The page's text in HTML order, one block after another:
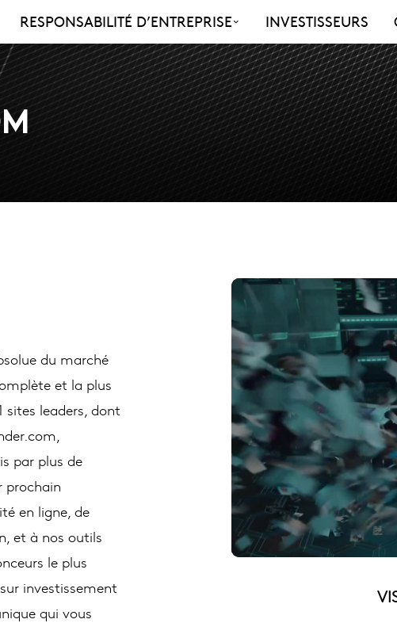
RESPONSABILITÉ D’ENTREPRISE INVESTISSEURS
du marché
et la plus
sites leaders, dont
par plus de
prochain
en ligne, de
et à nos outils
le plus
investissement
qui vous